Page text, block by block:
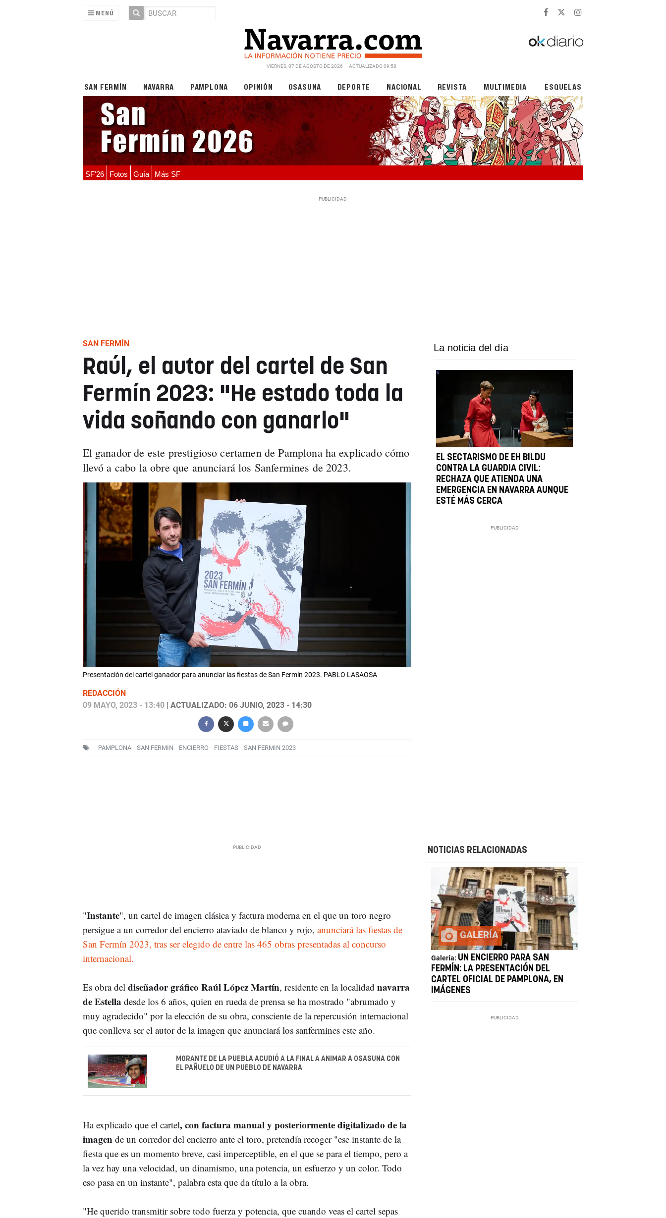
MENÚ
VIERNES, 07 DE AGOSTO DE 2026 ACTUALIZADO 09:58
SAN FERMÍN NAVARRA PAMPLONA OPINIÓN OSASUNA DEPORTE NACIONAL REVISTA MULTIMEDIA ESQUELAS
SF'26 Fotos Guía Más SF
SAN FERMÍN
Raúl, el autor del cartel de San
Fermín 2023: "He estado toda la
vida soñando con ganarlo"
El ganador de este prestigioso certamen de Pamplona ha explicado cómo
llevó a cabo la obre que anunciará los Sanfermines de 2023.
Presentación del cartel ganador para anunciar las fiestas de San Fermín 2023. PABLO LASAOSA
REDACCIÓN
09 MAYO, 2023 - 13:40| ACTUALIZADO: 06 JUNIO, 2023 - 14:30
PAMPLONA SAN FERMIN ENCIERRO FIESTAS SAN FERMIN 2023
La noticia del día
EL SECTARISMO DE EH BILDU
CONTRA LA GUARDIA CIVIL:
RECHAZA QUE ATIENDA UNA
EMERGENCIA EN NAVARRA AUNQUE
ESTÉ MÁS CERCA
"Instante", un cartel de imagen clásica y factura moderna en el que un toro negro
persigue a un corredor del encierro ataviado de blanco y rojo, anunciará las fiestas de
San Fermín 2023, tras ser elegido de entre las 465 obras presentadas al concurso
internacional.
Es obra del diseñador gráfico Raúl López Martín, residente en la localidad navarra
de Estella desde los 6 años, quien en rueda de prensa se ha mostrado "abrumado y
muy agradecido" por la elección de su obra, consciente de la repercusión internacional
que conlleva ser el autor de la imagen que anunciará los sanfermines este año.
MORANTE DE LA PUEBLA ACUDIÓ A LA FINAL A ANIMAR A OSASUNA CON
EL PAÑUELO DE UN PUEBLO DE NAVARRA
Ha explicado que el cartel, con factura manual y posteriormente digitalizado de la
imagende un corredor del encierro ante el toro, pretendía recoger "ese instante de la
fiesta que es un momento breve, casi imperceptible, en el que se para el tiempo, pero a
la vez hay una velocidad, un dinamismo, una potencia, un esfuerzo y un color. Todo
eso pasa en un instante", palabra esta que da título a la obra.
"He querido transmitir sobre todo fuerza y potencia, que cuando veas el cartel sepas
NOTICIAS RELACIONADAS
GALERÍA
Galería: UN ENCIERRO PARA SAN
FERMÍN: LA PRESENTACIÓN DEL
CARTEL OFICIAL DE PAMPLONA, EN
IMÁGENES